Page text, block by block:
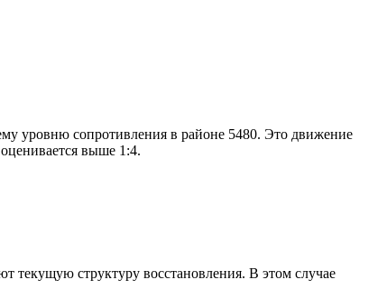
уровню сопротивления в районе 5480. Это движение
выше 1:4.
текущую структуру восстановления. В этом случае